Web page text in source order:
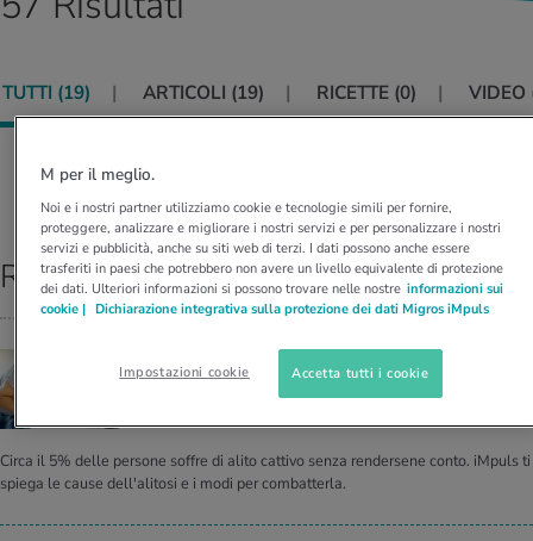
D’ATTUALITÀ NELL’AMBITO ALIMENTAZIONE
Calcolatore BMI
D’ATTUALITÀ NELL’AMBITO MOVIMENTO
Calcola il consumo calorico
Corsa & Jogging
D’ATTUALITÀ NELL’AMBITO RILASSAMENTO
Lavoro e salute
Rilassamento attivo
fisici
D’ATTUALITÀ NELL’AMBITO MEDICINA
Abbassare la pressione sanguigna
D’ATTUALITÀ NELL’AMBITO SERVIZIO
Tool, test e quiz
TUTTI (19) ARTICOLI (19) RICETTE (0) VIDEO
Risultati top
Cos'è que­sto odore?
Circa il 5% delle persone soffre di alito cattivo senza rendersene conto. iMpuls ti
spiega le cause dell'alitosi e i modi per combatterla.
M per il meglio.
Noi e i nostri partner utilizziamo cookie e tecnologie simili per fornire,
proteggere, analizzare e migliorare i nostri servizi e per personalizzare i nostri
servizi e pubblicità, anche su siti web di terzi. I dati possono anche essere
trasferiti in paesi che potrebbero non avere un livello equivalente di protezione
dei dati. Ulteriori informazioni si possono trovare nelle nostre informazioni sui
cookie | Dichiarazione integrativa sulla protezione dei dati Migros iMpuls
Impostazioni cookie Accetta tutti i cookie